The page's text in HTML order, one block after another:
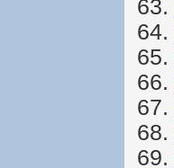
63.
64.
65.
66.
67.
68.
69.